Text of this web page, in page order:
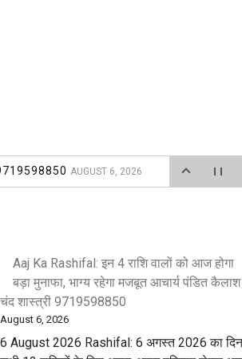
9719598850 AUGUST 6, 2026
के अंतर्गत वृक्षारोपण कार्यक्रम आयोजित किया गया।
2026
Aaj Ka Rashifal: इन 4 राशि वालों को आज होगा
बड़ा मुनाफा, भाग्य रहेगा मजबूत आचार्य पंडित कैलाश
चंद शास्त्री 9719598850
August 6, 2026
6 August 2026 Rashifal: 6 अगस्त 2026 का दिन